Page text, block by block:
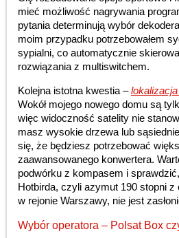
mieć możliwość nagrywania
pytania determinują wybór
moim przypadku potrzebowałem
sypialni, co automatycznie
rozwiązania z multiswitchem.
Kolejna istotna kwestia –
Wokół mojego nowego domu są
więc widoczność satelity nie
masz wysokie drzewa lub
się, że będziesz potrzebować
zaawansowanego konwertera.
podwórku z kompasem i
Hotbirda, czyli azymut 190 stopni z
w rejonie Warszawy, nie jest
Wybór operatora – Polsat Box